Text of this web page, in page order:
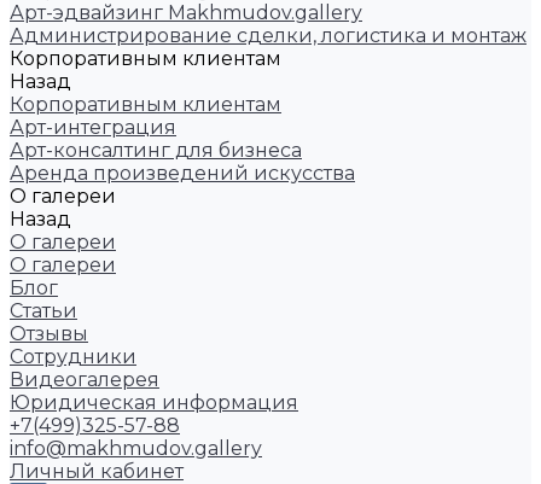
Арт-эдвайзинг Makhmudov.gallery
Администрирование сделки, логистика и монтаж
Корпоративным клиентам
Назад
Корпоративным клиентам
Арт-интеграция
Арт-консалтинг для бизнеса
Аренда произведений искусства
О галереи
Назад
О галереи
О галереи
Блог
Статьи
Отзывы
Сотрудники
Видеогалерея
Юридическая информация
+7(499)325-57-88
info@makhmudov.gallery
Личный кабинет